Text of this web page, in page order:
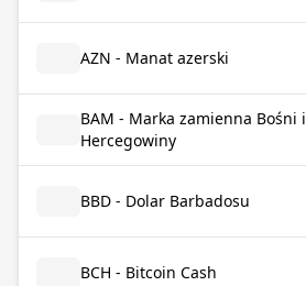
AZN - Manat azerski
BAM - Marka zamienna Bośni i
Hercegowiny
BBD - Dolar Barbadosu
BCH - Bitcoin Cash